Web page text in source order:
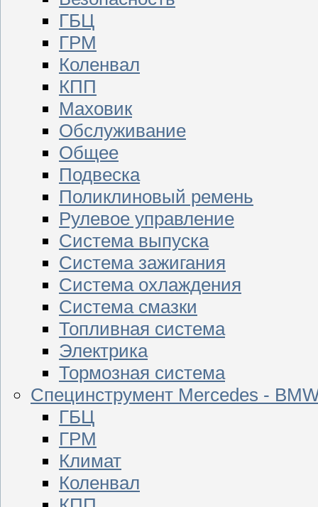
ГБЦ
ГРМ
Коленвал
КПП
Маховик
Обслуживание
Общее
Подвеска
Поликлиновый ремень
Рулевое управление
Система выпуска
Система зажигания
Система охлаждения
Система смазки
Топливная система
Электрика
Тормозная система
Специнструмент Mercedes -
ГБЦ
ГРМ
Климат
Коленвал